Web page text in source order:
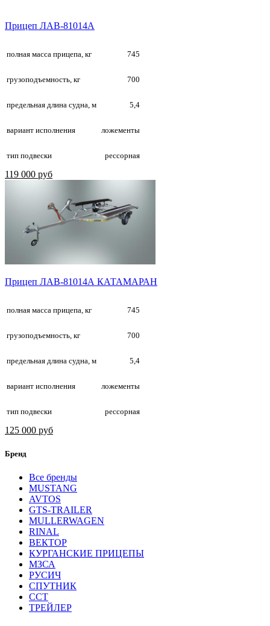
Прицеп ЛАВ-81014А
полная масса прицепа, кг 745
грузоподъемность, кг 700
предельная длина судна, м 5,4
вариант исполнения ложементы
тип подвески рессорная
119 000 руб
Прицеп ЛАВ-81014А КАТАМАРАН
полная масса прицепа, кг 745
грузоподъемность, кг 700
предельная длина судна, м 5,4
вариант исполнения ложементы
тип подвески рессорная
125 000 руб
Бренд
Все бренды
MUSTANG
AVTOS
GTS-TRAILER
MULLERWAGEN
RINAL
ВЕКТОР
КУРГАНСКИЕ ПРИЦЕПЫ
МЗСА
РУСИЧ
СПУТНИК
ССТ
ТРЕЙЛЕР